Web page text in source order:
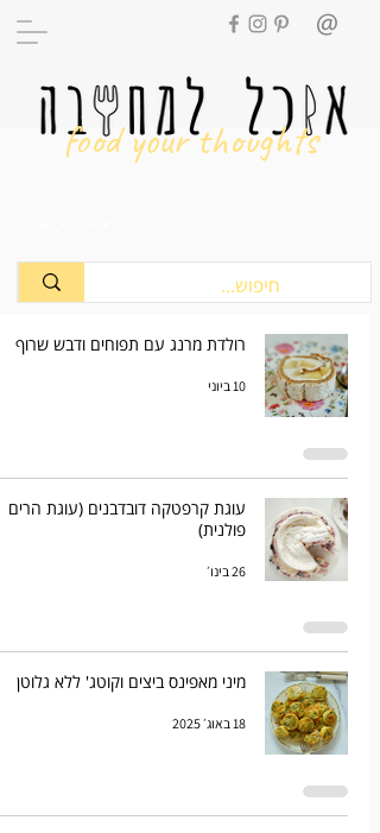
food your thoughts
רולדת מרנג עם תפוחים ודבש שרוף
10 ביוני
עוגת קרפטקה דובדבנים (עוגת הרים
פולנית)
26 בינו׳
מיני מאפינס ביצים וקוטג' ללא גלוטן
18 באוג׳ 2025